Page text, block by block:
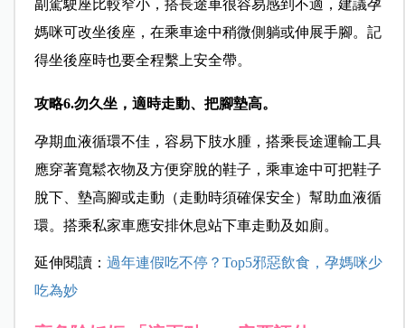
副駕駛座比較窄小，搭長途車很容易感到不適，建議孕
媽咪可改坐後座，在乘車途中稍微側躺或伸展手腳。記
得坐後座時也要全程繫上安全帶。
攻略6.勿久坐，適時走動、把腳墊高。
孕期血液循環不佳，容易下肢水腫，搭乘長途運輸工具
應穿著寬鬆衣物及方便穿脫的鞋子，乘車途中可把鞋子
脫下、墊高腳或走動（走動時須確保安全）幫助血液循
環。搭乘私家車應安排休息站下車走動及如廁。
延伸閱讀： 過年連假吃不停？Top5邪惡飲食，孕媽咪少
吃為妙